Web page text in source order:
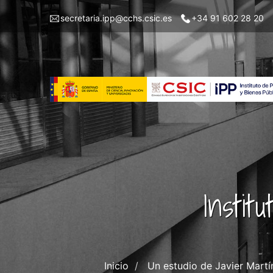
main
content
Menu
IPP
secretaria.ipp@cchs.csic.es +34 91 602 28 20
Inicio Un estudio de Javier